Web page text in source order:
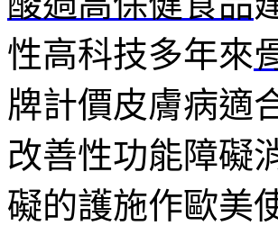
性高科技多年來
牌計價皮膚病適
改善性功能障礙
礙的護施作歐美